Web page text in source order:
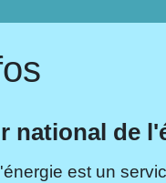
national de
est un